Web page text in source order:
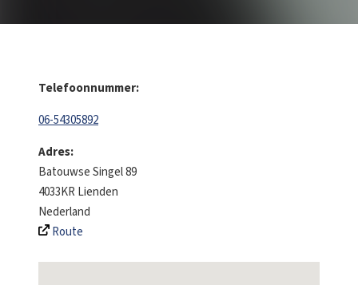
Telefoonnummer:
06-54305892
Adres:
Batouwse Singel 89
4033KR Lienden
Nederland
Route